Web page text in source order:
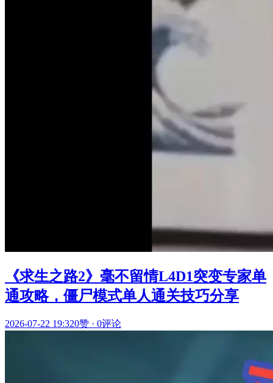
《求生之路2》毫不留情L4D1突变专家单
通攻略，僵尸模式单人通关技巧分享
2026-07-22 19:320赞 · 0评论